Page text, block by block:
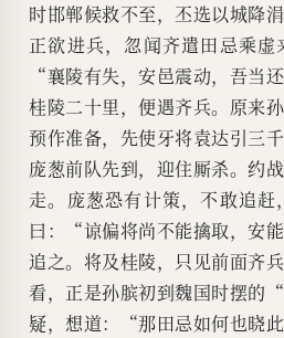
时邯郸候救不至，丕选以城降
正欲进兵，忽闻齐遣田忌乘虚
“襄陵有失，安邑震动，吾当
桂陵二十里，便遇齐兵。原来
预作准备，先使牙将袁达引三
庞葱前队先到，迎住厮杀。约
走。庞葱恐有计策，不敢追
曰：“谅偏将尚不能擒取，安
追之。将及桂陵，只见前面齐
看，正是孙膑初到魏国时摆的
疑，想道：“那田忌如何也晓